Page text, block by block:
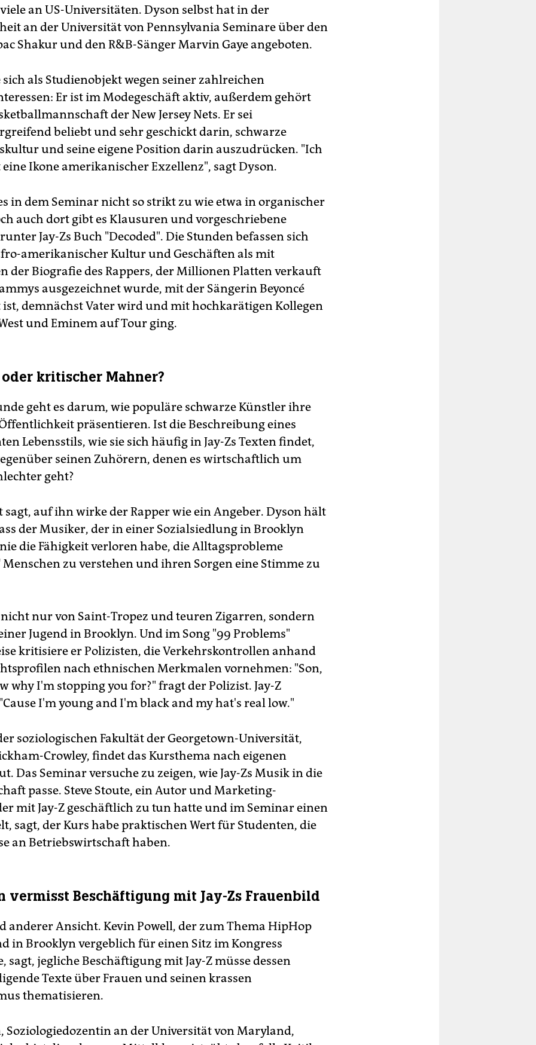
an US-Universitäten. Dyson selbst hat in der
an der Universität von Pennsylvania Seminare über den
Shakur und den R&B-Sänger Marvin Gaye angeboten.
sich als Studienobjekt wegen seiner zahlreichen
Er ist im Modegeschäft aktiv, außerdem gehört
der New Jersey Nets. Er sei
beliebt und sehr geschickt darin, schwarze
und seine eigene Position darin auszudrücken. "Ich
Ikone amerikanischer Exzellenz", sagt Dyson.
in dem Seminar nicht so strikt zu wie etwa in organischer
auch dort gibt es Klausuren und vorgeschriebene
Jay-Zs Buch "Decoded". Die Stunden befassen sich
amerikanischer Kultur und Geschäften als mit
der Biografie des Rappers, der Millionen Platten verkauft
ausgezeichnet wurde, mit der Sängerin Beyoncé
demnächst Vater wird und mit hochkarätigen Kollegen
und Eminem auf Tour ging.
kritischer Mahner?
geht es darum, wie populäre schwarze Künstler ihre
präsentieren. Ist die Beschreibung eines
Lebensstils, wie sie sich häufig in Jay-Zs Texten findet,
seinen Zuhörern, denen es wirtschaftlich um
geht?
sagt, auf ihn wirke der Rapper wie ein Angeber. Dyson hält
der Musiker, der in einer Sozialsiedlung in Brooklyn
die Fähigkeit verloren habe, die Alltagsprobleme
zu verstehen und ihren Sorgen eine Stimme zu
nicht nur von Saint-Tropez und teuren Zigarren, sondern
Jugend in Brooklyn. Und im Song "99 Problems"
kritisiere er Polizisten, die Verkehrskontrollen anhand
nach ethnischen Merkmalen vornehmen: "Son,
why I'm stopping you for?" fragt der Polizist. Jay-Z
I'm young and I'm black and my hat's real low."
soziologischen Fakultät der Georgetown-Universität,
Crowley, findet das Kursthema nach eigenen
Das Seminar versuche zu zeigen, wie Jay-Zs Musik in die
passe. Steve Stoute, ein Autor und Marketing-
mit Jay-Z geschäftlich zu tun hatte und im Seminar einen
sagt, der Kurs habe praktischen Wert für Studenten, die
an Betriebswirtschaft haben.
vermisst Beschäftigung mit Jay-Zs Frauenbild
anderer Ansicht. Kevin Powell, der zum Thema HipHop
in Brooklyn vergeblich für einen Sitz im Kongress
sagt, jegliche Beschäftigung mit Jay-Z müsse dessen
Texte über Frauen und seinen krassen
thematisieren.
Soziologiedozentin an der Universität von Maryland,